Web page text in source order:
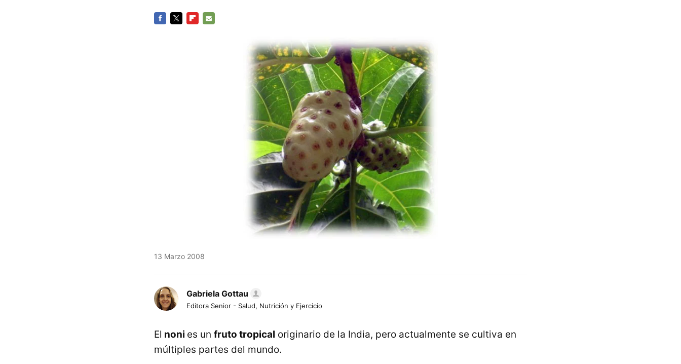
13 Marzo 2008
Gabriela Gottau
Editora Senior - Salud, Nutrición y Ejercicio
El noni es un fruto tropical originario de la India, pero actualmente se cultiva en
múltiples partes del mundo.